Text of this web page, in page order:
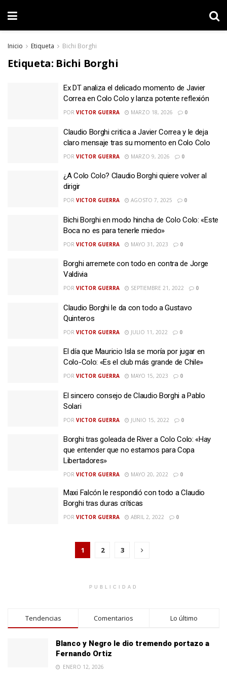
Inicio Etiqueta Bichi Borghi
Etiqueta: Bichi Borghi
Ex DT analiza el delicado momento de Javier
Correa en Colo Colo y lanza potente reflexión
POR VICTOR GUERRA MARZO 18, 2026 0
Claudio Borghi critica a Javier Correa y le deja
claro mensaje tras su momento en Colo Colo
POR VICTOR GUERRA MARZO 9, 2026 0
¿A Colo Colo? Claudio Borghi quiere volver al
dirigir
POR VICTOR GUERRA AGOSTO 7, 2025 0
Bichi Borghi en modo hincha de Colo Colo: «Este
Boca no es para tenerle miedo»
POR VICTOR GUERRA MAYO 31, 2023 0
Borghi arremete con todo en contra de Jorge
Valdivia
POR VICTOR GUERRA SEPTIEMBRE 21, 2022 0
Claudio Borghi le da con todo a Gustavo
Quinteros
POR VICTOR GUERRA JULIO 11, 2022 0
El día que Mauricio Isla se moría por jugar en
Colo-Colo: «Es el club más grande de Chile»
POR VICTOR GUERRA MAYO 15, 2023 0
El sincero consejo de Claudio Borghi a Pablo
Solari
POR VICTOR GUERRA JUNIO 15, 2022 0
Borghi tras goleada de River a Colo Colo: «Hay
que entender que no estamos para Copa
Libertadores»
POR VICTOR GUERRA MAYO 20, 2022 0
Maxi Falcón le respondió con todo a Claudio
Borghi tras duras críticas
POR VICTOR GUERRA ABRIL 2, 2022 0
1 2 3
PUBLICIDAD
Tendencias Comentarios Lo último
Blanco y Negro le dio tremendo portazo a
Fernando Ortiz
ENERO 12, 2026